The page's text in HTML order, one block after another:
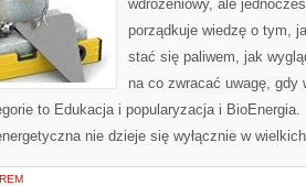
wdrożeniowy, ale
porządkuje wiedzę o tym,
stać się paliwem, jak
na co zwracać uwagę, gdy
to Edukacja i popularyzacja i
nie dzieje się wyłącznie w